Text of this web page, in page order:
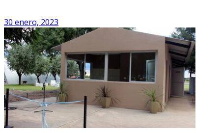
30 enero, 2023